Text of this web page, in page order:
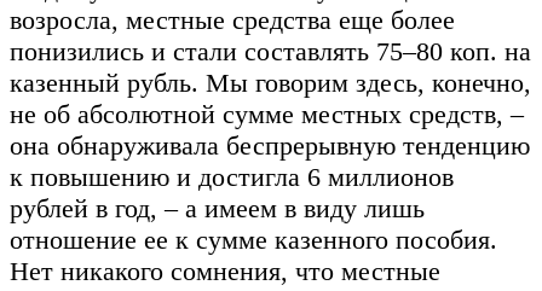
возросла, местные средства еще более
понизились и стали составлять 75–80 коп. на
казенный рубль. Мы говорим здесь, конечно,
не об абсолютной сумме местных средств, –
она обнаруживала беспрерывную тенденцию
к повышению и достигла 6 миллионов
рублей в год, – а имеем в виду лишь
отношение ее к сумме казенного пособия.
Нет никакого сомнения, что местные